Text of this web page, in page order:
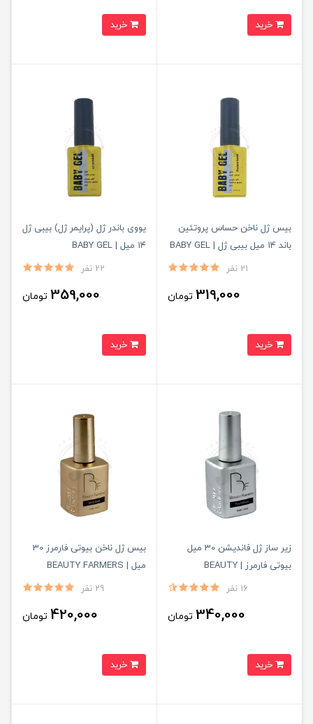
بیس ژل ناخن حساس پروتئین
باند 14 میل بیبی ژل | BABY GEL
21 نفر
319,000 تومان
یووی باندر ژل (پرایمر ژل) بیبی ژل
۱۴ میل | BABY GEL
22 نفر
359,000 تومان
زیر ساز ژل فاندیشن 30 میل
بیوتی فارمرز | BEAUTY
16 نفر
340,000 تومان
بیس ژل ناخن بیوتی فارمرز 30
میل | BEAUTY FARMERS
29 نفر
420,000 تومان